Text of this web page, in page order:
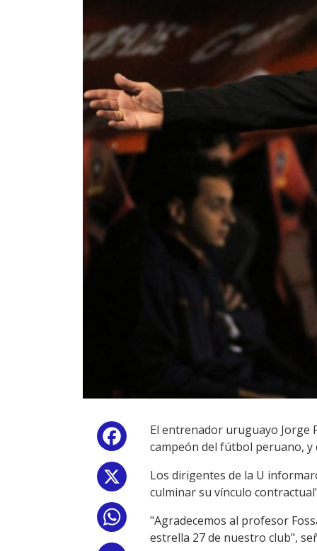
Facebook
WhatsApp
El entrenador uruguayo Jorge
campeón del fútbol peruano, y
Los dirigentes de la U
culminar su vínculo
"Agradecemos al profesor
estrella 27 de nuestro club",